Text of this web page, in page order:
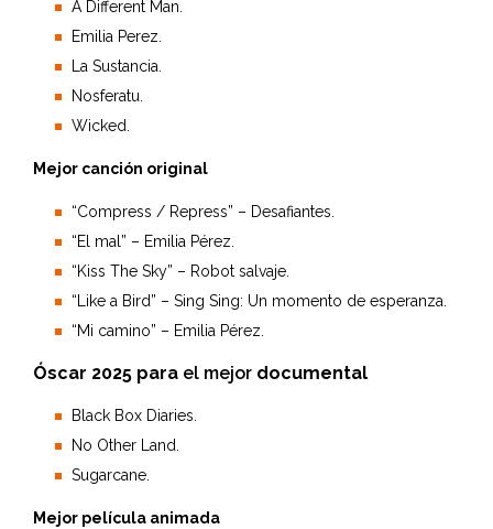
A Different Man.
Emilia Perez.
La Sustancia.
Nosferatu.
Wicked.
Mejor canción original
“Compress / Repress” – Desafiantes.
“El mal” – Emilia Pérez.
“Kiss The Sky” – Robot salvaje.
“Like a Bird” – Sing Sing: Un momento de esperanza.
“Mi camino” – Emilia Pérez.
Óscar 2025 para el mejor documental
Black Box Diaries.
No Other Land.
Sugarcane.
Mejor película animada